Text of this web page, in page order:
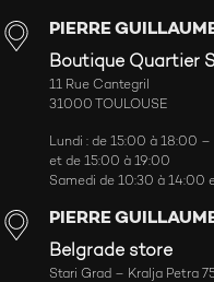
PIERRE
Boutique Quartier
11 Rue Cantegril
31000 TOULOUSE
Lundi : de 15:00 à 18:00
et de 15:00 à 19:00
Samedi de 10:30 à 14:00
PIERRE
Belgrade store
Stari Grad – Kralja Petra